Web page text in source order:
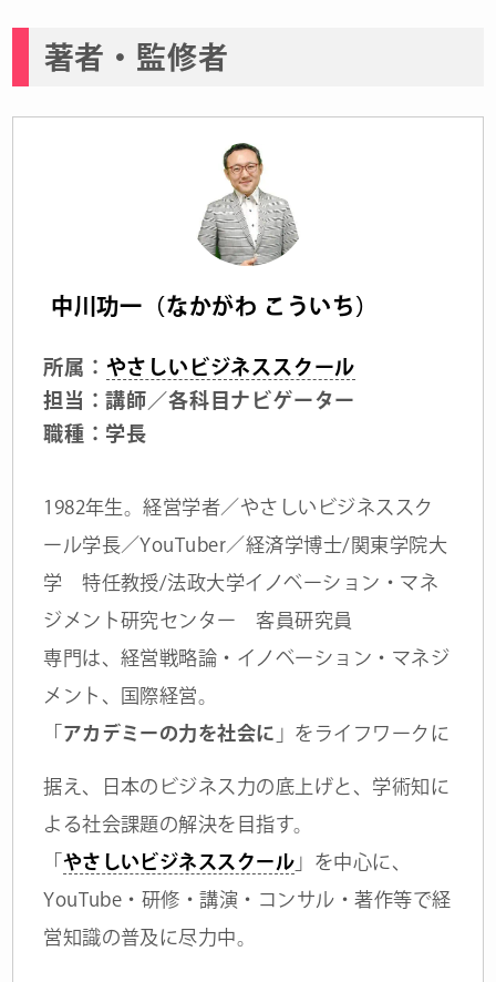
著者・監修者
中川功一（なかがわ こういち）
所属： やさしいビジネススクール
担当：講師／各科目ナビゲーター
職種：学長
1982年生。経営学者／やさしいビジネススク
ール学長／YouTuber／経済学博士/関東学院大
学 特任教授/法政大学イノベーション・マネ
ジメント研究センター 客員研究員
専門は、経営戦略論・イノベーション・マネジ
メント、国際経営。
アカデミーの力を社会に 」をライフワークに
据え、日本のビジネス力の底上げと、学術知に
よる社会課題の解決を目指す。
「 やさしいビジネススクール 」を中心に、
YouTube・研修・講演・コンサル・著作等で経
営知識の普及に尽力中。